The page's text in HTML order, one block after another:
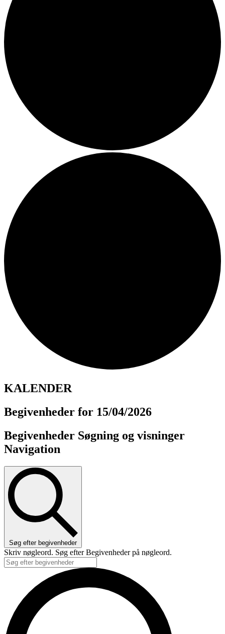
KALENDER
Begivenheder for 15/04/2026
Begivenheder Søgning og visninger
Navigation
Søg efter begivenheder
Skriv nøgleord. Søg efter Begivenheder på nøgleord.